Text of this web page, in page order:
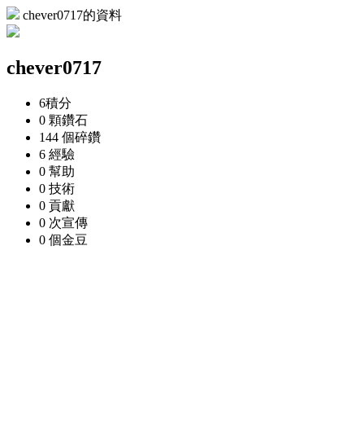
chever0717的資料
chever0717
6積分
0 顆鑽石
144 個碎鑽
6 經驗
0 幫助
0 技術
0 貢獻
0 次宣傳
0 個金豆